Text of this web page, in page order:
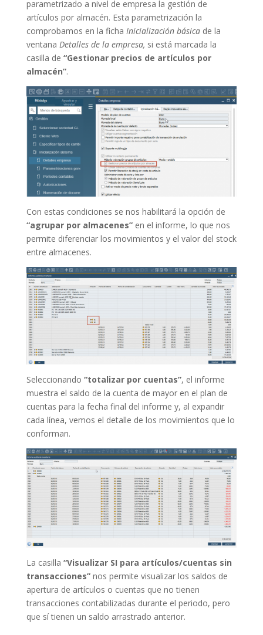
parametrizado a nivel de empresa la gestión de
artículos por almacén. Esta parametrización la
comprobamos en la ficha Inicialización básicade la
ventana Detalles de la empresa, si está marcada la
casilla de “Gestionar precios de artículos por
almacén”.
Con estas condiciones se nos habilitará la opción de
“agrupar por almacenes”en el informe, lo que nos
permite diferenciar los movimientos y el valor del stock
entre almacenes.
Seleccionando “totalizar por cuentas”, el informe
muestra el saldo de la cuenta de mayor en el plan de
cuentas para la fecha final del informe y, al expandir
cada línea, vemos el detalle de los movimientos que lo
conforman.
La casilla “Visualizar SI para artículos/cuentas sin
transacciones” nos permite visualizar los saldos de
apertura de artículos o cuentas que no tienen
transacciones contabilizadas durante el periodo, pero
que sí tienen un saldo arrastrado anterior.